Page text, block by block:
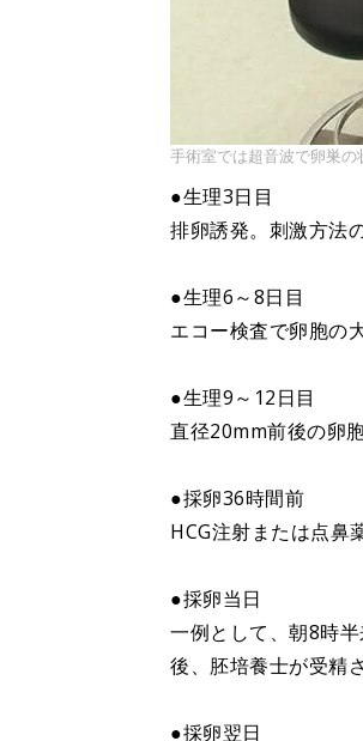
手術室では超音波で卵巣の
●生理3日目
排卵誘発。刺激方法
●生理6～8日目
エコー検査で卵胞の
●生理9～12日目
直径20mm前後の卵
●採卵36時間前
HCG注射または点鼻
●採卵当日
一例として、朝8時
後、胚培養士が受精
●採卵翌日